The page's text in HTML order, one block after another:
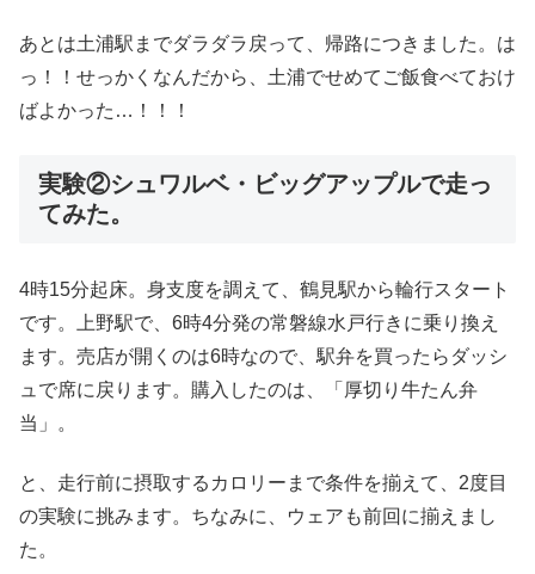
あとは土浦駅までダラダラ戻って、帰路につきました。は
っ！！せっかくなんだから、土浦でせめてご飯食べておけ
ばよかった…！！！
実験②シュワルベ・ビッグアップルで走っ
てみた。
4時15分起床。身支度を調えて、鶴見駅から輪行スタート
です。上野駅で、6時4分発の常磐線水戸行きに乗り換え
ます。売店が開くのは6時なので、駅弁を買ったらダッシ
ュで席に戻ります。購入したのは、「厚切り牛たん弁
当」。
と、走行前に摂取するカロリーまで条件を揃えて、2度目
の実験に挑みます。ちなみに、ウェアも前回に揃えまし
た。